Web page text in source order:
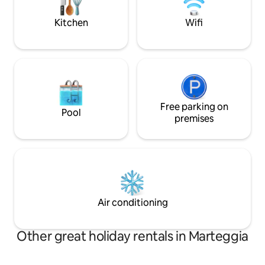
tvsat,pentole,stoviglie,asciugacapelli e
microonde
profumo. Ci
Kitchen Wifi
Pool
Free parking on
premises
Air conditioning
Other great holiday rentals in Marteggia